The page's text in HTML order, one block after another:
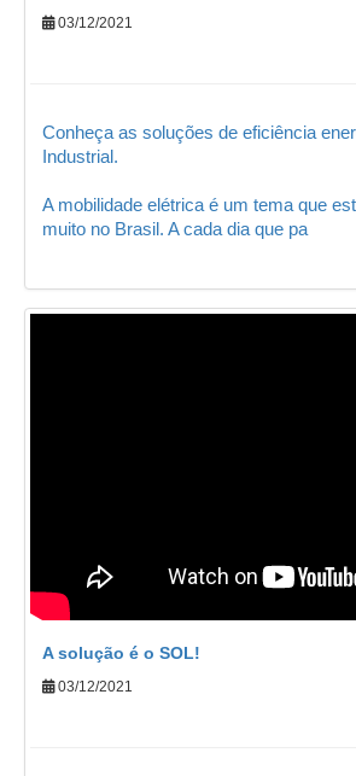
03/12/2021
Conheça as soluções de eficiência
Industrial.
A mobilidade elétrica é um tema que
muito no Brasil. A cada dia que pa
A solução é o SOL!
03/12/2021